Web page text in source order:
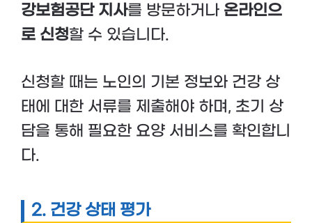
강보험공단 지사를 방문하거나 온라인으
로 신청할 수 있습니다.
신청할 때는 노인의 기본 정보와 건강 상
태에 대한 서류를 제출해야 하며, 초기 상
담을 통해 필요한 요양 서비스를 확인합니
다.
2. 건강 상태 평가